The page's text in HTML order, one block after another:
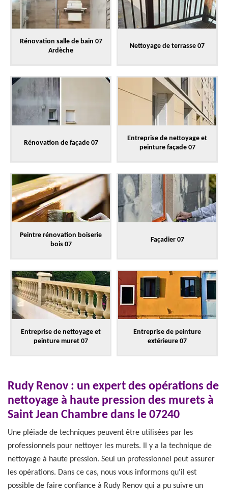
Rénovation salle de bain 07
Ardèche
Nettoyage de terrasse 07
Rénovation de façade 07
Entreprise de nettoyage et
peinture façade 07
Peintre rénovation boiserie
bois 07
Façadier 07
Entreprise de nettoyage et
peinture muret 07
Entreprise de peinture
extérieure 07
Rudy Renov : un expert des opérations de
nettoyage à haute pression des murets à
Saint Jean Chambre dans le 07240
Une pléiade de techniques peuvent être utilisées par les
professionnels pour nettoyer les murets. Il y a la technique de
nettoyage à haute pression. Seul un professionnel peut assurer
les opérations. Dans ce cas, nous vous informons qu'il est
possible de faire confiance à Rudy Renov qui a pu suivre un